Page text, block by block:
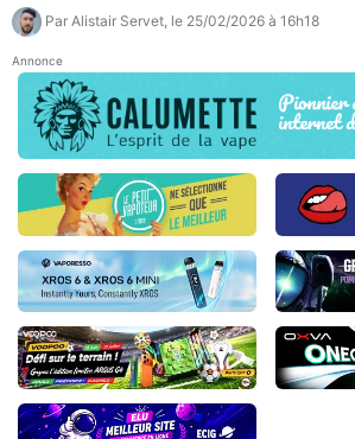
Par Alistair Servet , le 25/02/2026 à 16h18
Annonce